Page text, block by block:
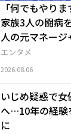
エンタメ
「何でもやり
家族3人の闘病
人の元マネー
2026.08.06
いじめ疑惑で
へ…10年の経験
に